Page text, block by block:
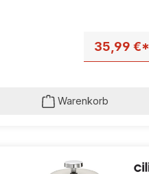
35,99 €*
Warenkorb